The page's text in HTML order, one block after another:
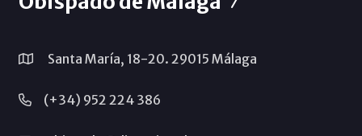
Santa María, 18-20. 29015 Málaga
(+34) 952 224 386